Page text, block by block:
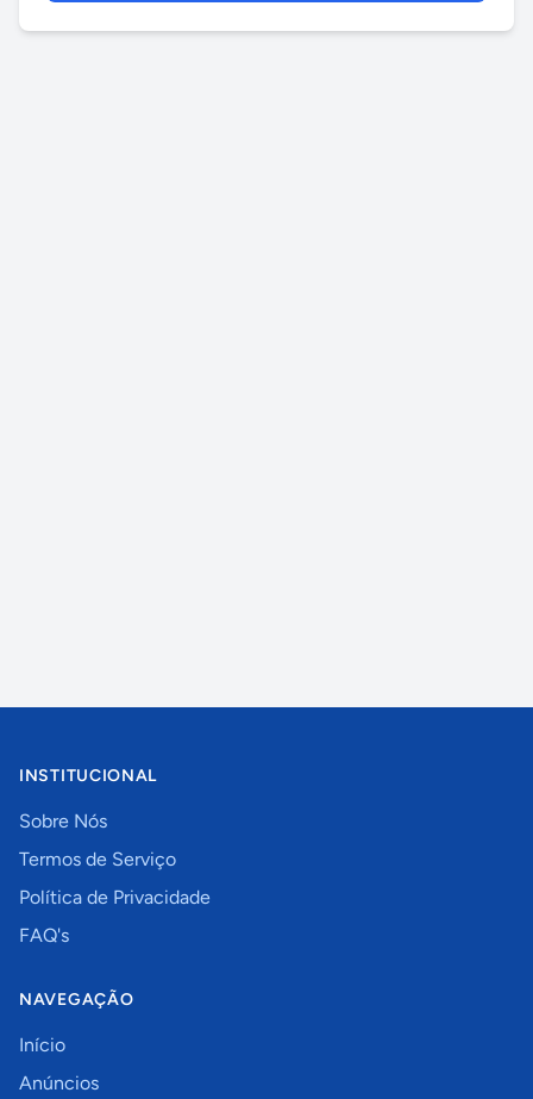
INSTITUCIONAL
Sobre Nós
Termos de Serviço
Política de Privacidade
FAQ's
NAVEGAÇÃO
Início
Anúncios